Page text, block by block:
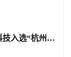
连续3年上榜！「炼丹炉」母公司知衣科技入选“杭州准独角兽企业”-杭州知衣科技